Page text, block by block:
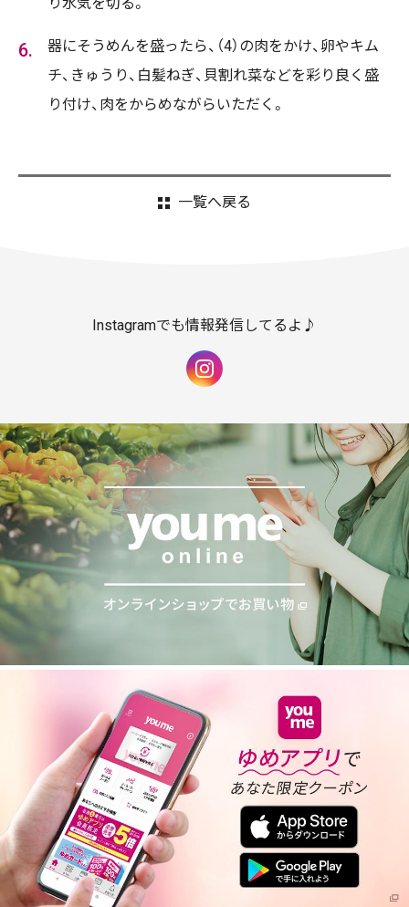
器にそうめんを盛ったら、（4）の肉をかけ、卵やキム
チ、きゅうり、白髪ねぎ、貝割れ菜などを彩り良く盛
り付け、肉をからめながらいただく。
一覧へ戻る
Instagramでも情報発信してるよ♪